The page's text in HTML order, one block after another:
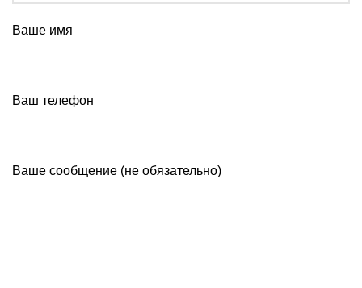
Ваше имя
Ваш телефон
Ваше сообщение (не обязательно)